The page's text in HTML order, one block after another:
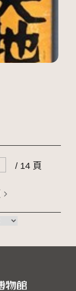
/ 14 頁